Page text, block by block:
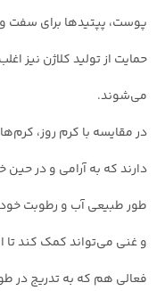
حمایت از تولید کلاژن نیز
می‌شوند.
در مقایسه با کرم روز،
دارند که به آرامی و در
طور طبیعی آب و رطوبت خود
و غنی می‌تواند کمک کند
فعالی هم که به تدریج در